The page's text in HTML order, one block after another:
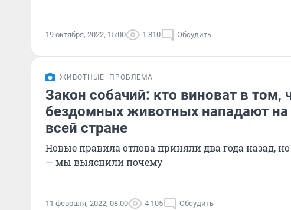
19 октября, 2022, 15:00 1 810 Обсудить
ЖИВОТНЫЕ ПРОБЛЕМА
Закон собачий: кто виноват в том,
бездомных животных нападают
всей стране
Новые правила отлова приняли два года назад,
— мы выяснили почему
11 февраля, 2022, 08:00 4 105 Обсудить